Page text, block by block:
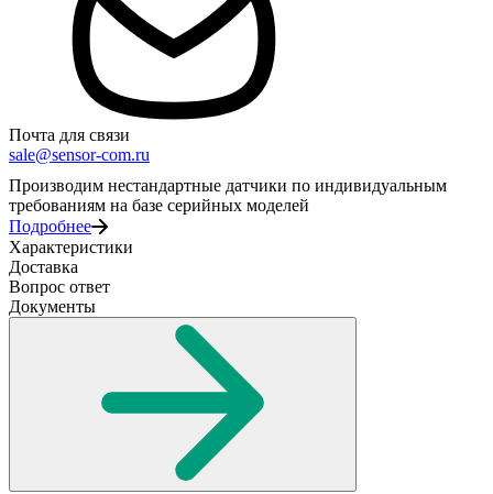
Почта для связи
sale@sensor-com.ru
Производим нестандартные датчики по индивидуальным
требованиям на базе серийных моделей
Подробнее
Характеристики
Доставка
Вопрос ответ
Документы